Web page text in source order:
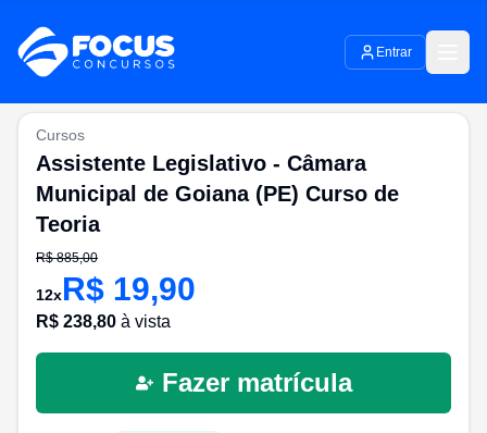
Entrar
Cursos
Assistente Legislativo - Câmara
Municipal de Goiana (PE) Curso de
Teoria
R$885,00
12xR$ 19,90
R$ 238,80 à vista
Fazer matrícula